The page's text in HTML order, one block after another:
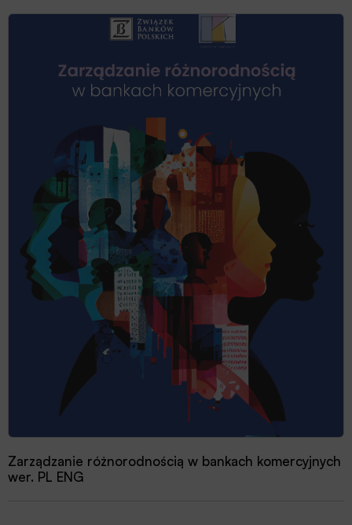
Zarządzanie różnorodnością w bankach komercyjnych
wer. PL ENG